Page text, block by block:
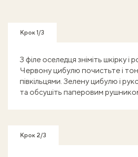
Крок 1/3
З філе оселедця зніміть шкірку і
Червону цибулю почистьте і
півкільцями. Зелену цибулю і
та обсушіть паперовим
Крок 2/3